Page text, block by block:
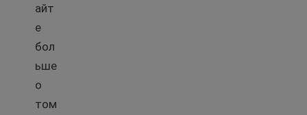
айт
е
бол
ьше
о
том